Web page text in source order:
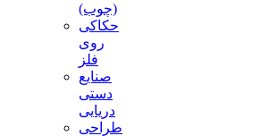
(چوب)
حکاکی
روی
فلز
صنایع
دستی
دریایی
طراحی